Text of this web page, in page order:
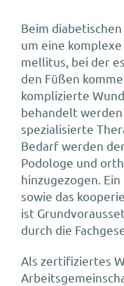
Beim
um eine
mellitus, bei der
den Füßen
komplizierte
behandelt
spezialisierte
Bedarf werden
Podologe und
hinzugezogen.
sowie das
ist
durch die
Als zertifiziertes